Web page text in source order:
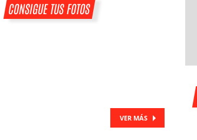
CONSIGUE TUS FOTOS
VER MÁS